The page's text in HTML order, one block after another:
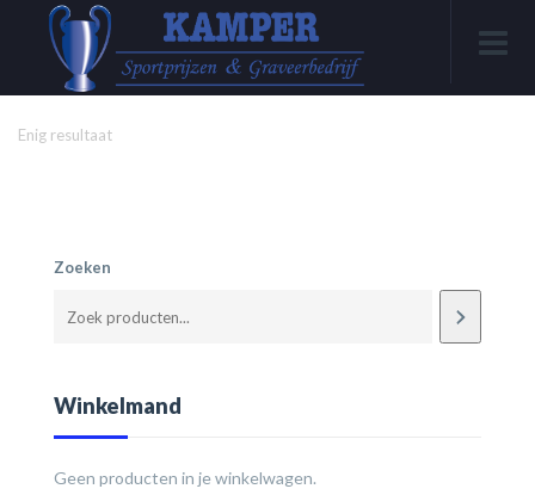
Enig resultaat
Zoeken
Winkelmand
Geen producten in je winkelwagen.